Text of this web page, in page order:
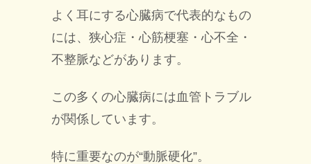
よく耳にする心臓病で代表的なもの
には、狭心症・心筋梗塞・心不全・
不整脈などがあります。
この多くの心臓病には血管トラブル
が関係しています。
特に重要なのが“動脈硬化”。